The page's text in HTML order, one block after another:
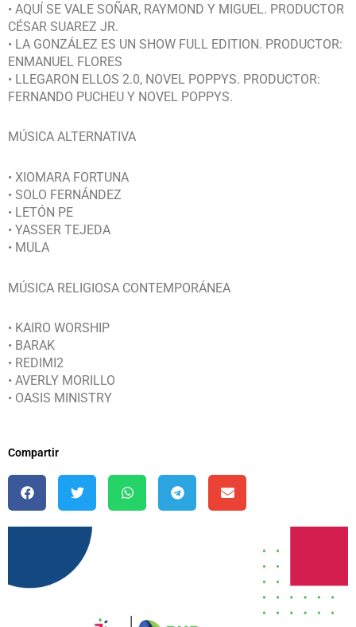
• AQUÍ SE VALE SOÑAR, RAYMOND Y MIGUEL. PRODUCTOR
CÉSAR SUAREZ JR.
• LA GONZÁLEZ ES UN SHOW FULL EDITION. PRODUCTOR:
ENMANUEL FLORES
• LLEGARON ELLOS 2.0, NOVEL POPPYS. PRODUCTOR:
FERNANDO PUCHEU Y NOVEL POPPYS.
MÚSICA ALTERNATIVA
• XIOMARA FORTUNA
• SOLO FERNÁNDEZ
• LETÓN PE
• YASSER TEJEDA
• MULA
MÚSICA RELIGIOSA CONTEMPORÁNEA
• KAIRO WORSHIP
• BARAK
• REDIMI2
• AVERLY MORILLO
• OASIS MINISTRY
Compartir